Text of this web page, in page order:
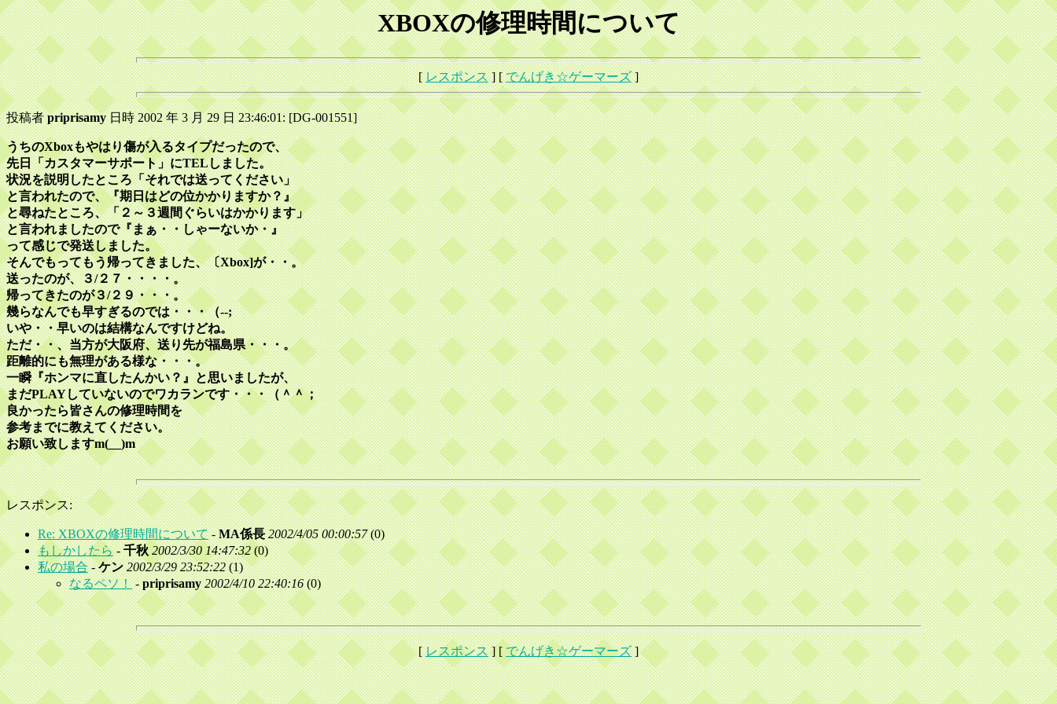
XBOXの修理時間について
[レスポンス] [でんげき☆ゲーマーズ]
投稿者priprisamy日時 2002 年 3 月 29 日 23:46:01: [DG-001551]
うちのXboxもやはり傷が入るタイプだったので、
先日「カスタマーサポート」にTELしました。
状況を説明したところ「それでは送ってください」
と言われたので、『期日はどの位かかりますか？』
と尋ねたところ、「２～３週間ぐらいはかかります」
と言われましたので『まぁ・・しゃーないか・』
って感じで発送しました。
そんでもってもう帰ってきました、〔Xbox]が・・。
送ったのが、３/２７・・・・。
帰ってきたのが３/２９・・・。
幾らなんでも早すぎるのでは・・・（--;
いや・・早いのは結構なんですけどね。
ただ・・、当方が大阪府、送り先が福島県・・・。
距離的にも無理がある様な・・・。
一瞬『ホンマに直したんかい？』と思いましたが、
まだPLAYしていないのでワカランです・・・（＾＾；
良かったら皆さんの修理時間を
参考までに教えてください。
お願い致しますm(__)m
レスポンス:
Re: XBOXの修理時間について-MA係長 2002/4/05 00:00:57(0)
もしかしたら-千秋 2002/3/30 14:47:32(0)
私の場合-ケン 2002/3/29 23:52:22(1)
なるペソ！-priprisamy 2002/4/10 22:40:16(0)
[レスポンス] [でんげき☆ゲーマーズ]